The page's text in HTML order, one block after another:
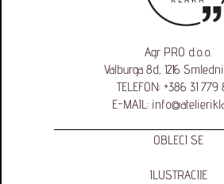
Agr PRO d.o.o.
Valburga 8d, 1216
TELEFON: +386 31 779
E-MAIL:
OBLECI SE
ILUSTRACIJE